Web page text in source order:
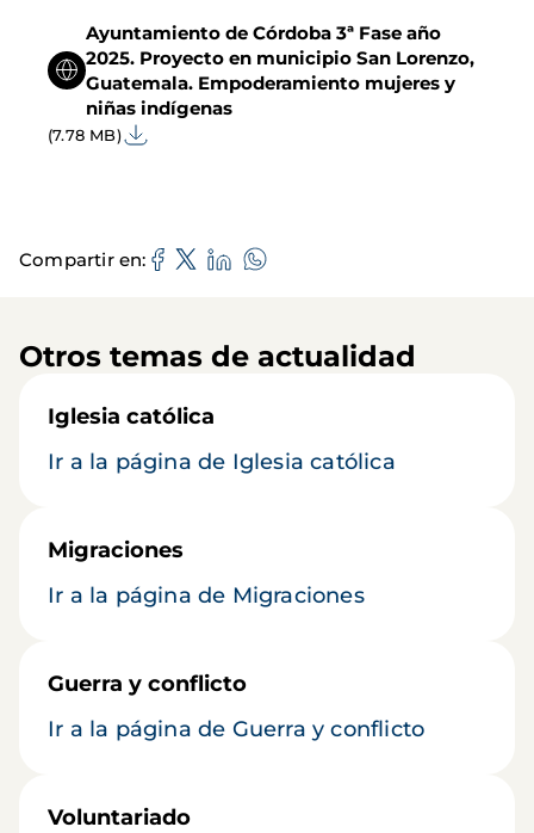
Ayuntamiento de Córdoba 3ª Fase año
2025. Proyecto en municipio San Lorenzo,
Guatemala. Empoderamiento mujeres y
niñas indígenas
(7.78 MB)
Compartir en
Otros temas de actualidad
Iglesia católica
Ir a la página de Iglesia católica
Migraciones
Ir a la página de Migraciones
Guerra y conflicto
Ir a la página de Guerra y conflicto
Voluntariado